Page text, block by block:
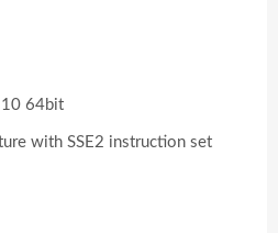
64bit
with SSE2 instruction set